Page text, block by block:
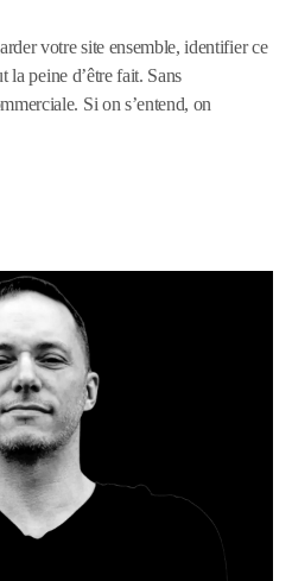
votre site ensemble, identifier ce
peine d’être fait. Sans
Si on s’entend, on